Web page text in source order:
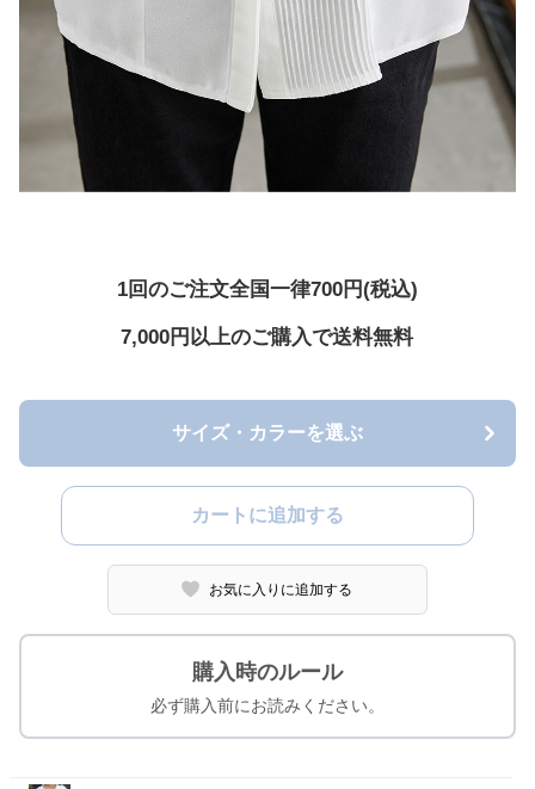
7,000円以上のご購入で送料無料
カートに追加する
お気に入りに追加する
必ず購入前にお読みください。